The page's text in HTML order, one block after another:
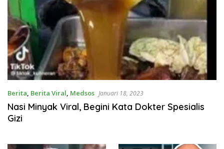
Berita, Berita Viral, Medsos Januari 18, 2023
Nasi Minyak Viral, Begini Kata Dokter Spesialis
Gizi